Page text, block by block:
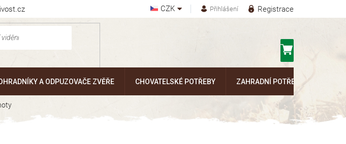
CZK Registrace
Přihlášení
A ODPUZOVAČE ZVĚŘE CHOVATELSKÉ POTŘEBY ZAHRADNÍ POTŘEBY